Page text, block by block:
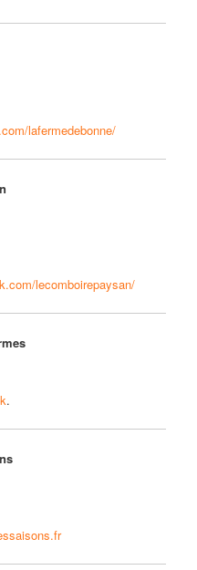
lafermedebonne/
lecomboirepaysan/
.